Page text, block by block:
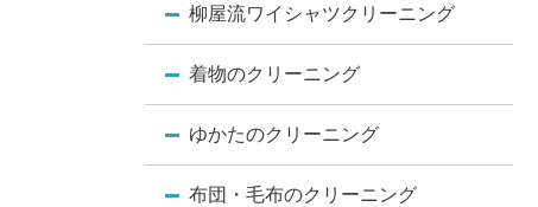
柳屋流ワイシャツクリーニング
着物のクリーニング
ゆかたのクリーニング
布団・毛布のクリーニング